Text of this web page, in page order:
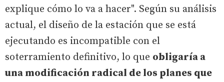
explique cómo lo va a hacer". Según su análisis
actual, el diseño de la estación que se está
ejecutando es incompatible con el
soterramiento definitivo, lo que obligaría a
una modificación radical de los planes que